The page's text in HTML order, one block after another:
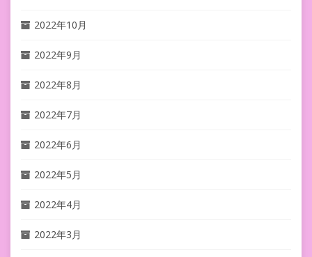
2022年10月
2022年9月
2022年8月
2022年7月
2022年6月
2022年5月
2022年4月
2022年3月